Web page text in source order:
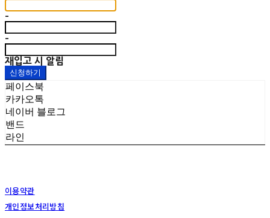
-
-
재입고 시 알림
신청하기
페이스북
카카오톡
네이버 블로그
밴드
라인
이용약관
개인정보처리방침